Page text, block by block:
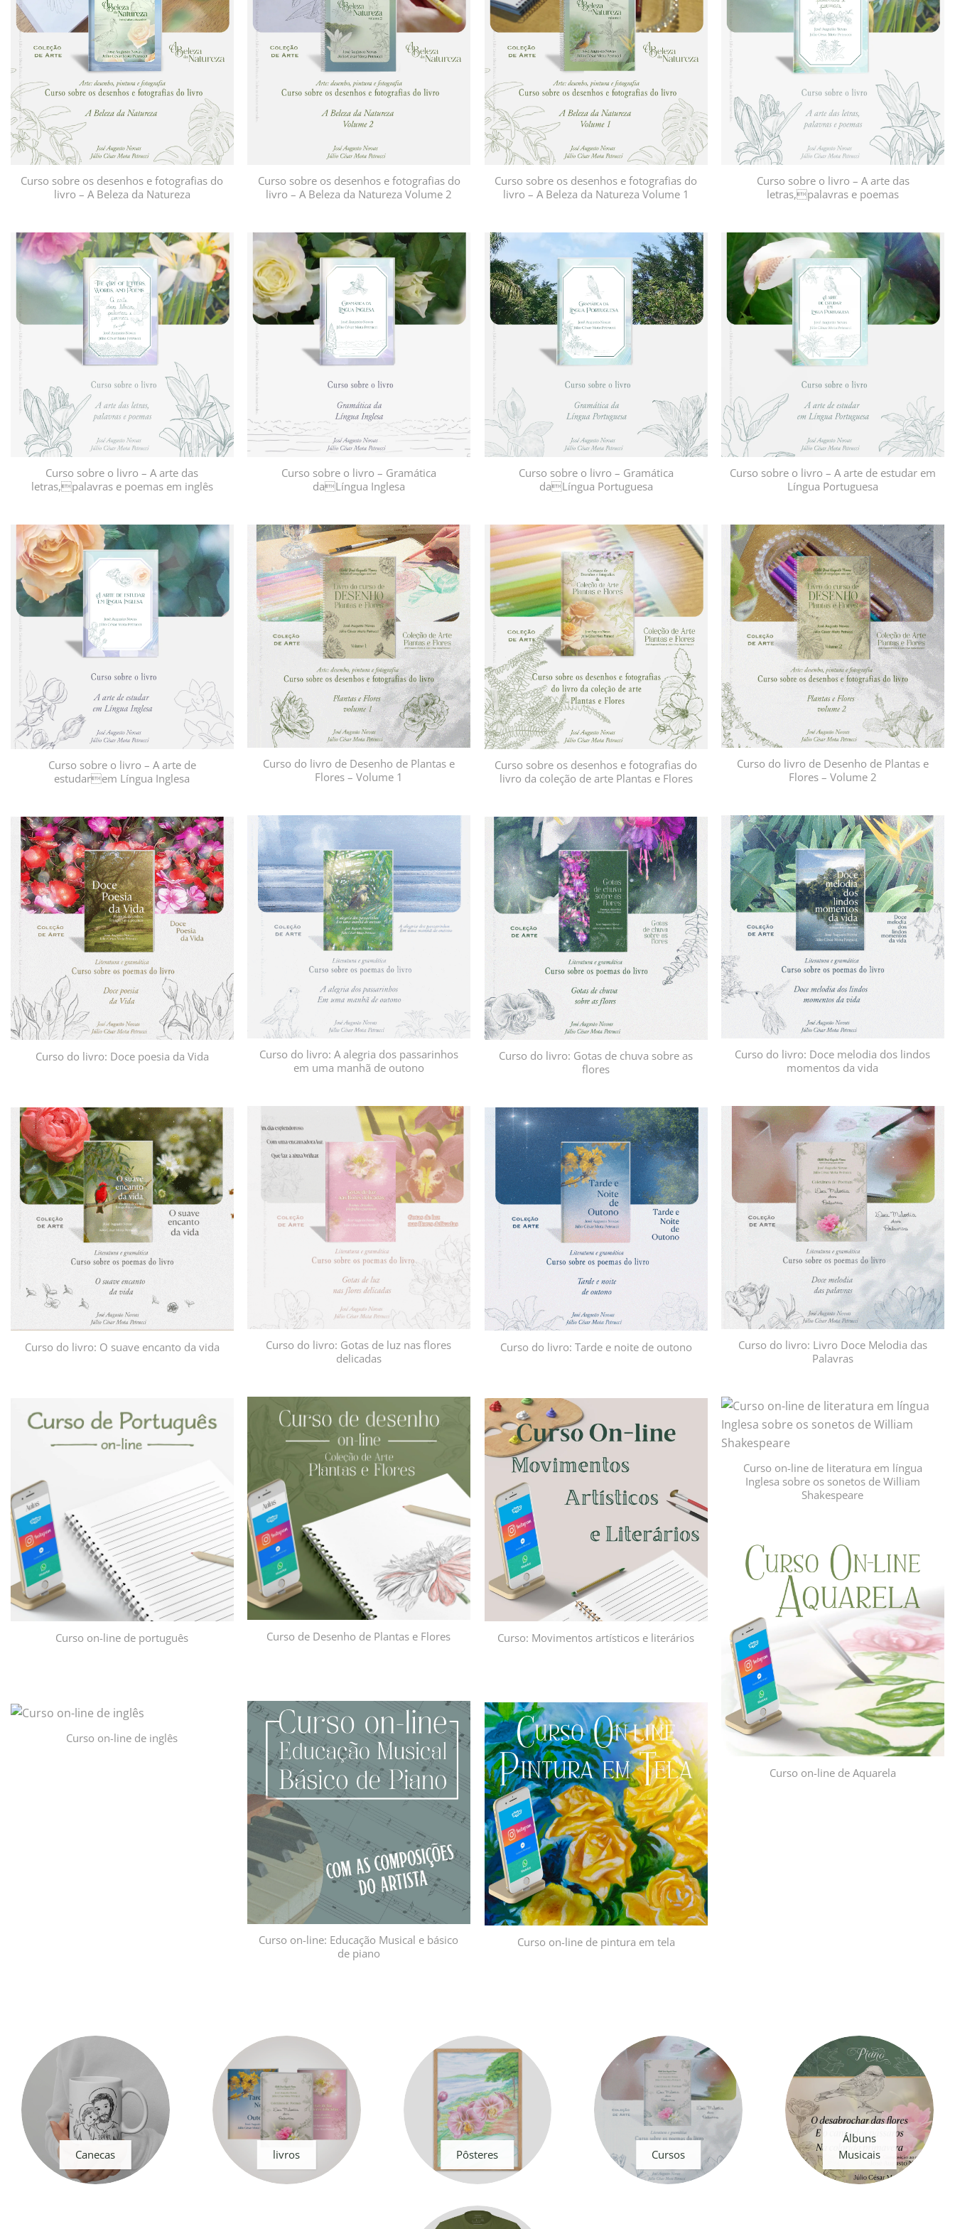
Curso sobre os desenhos e fotografias do
livro – A Beleza da Natureza
Curso sobre os desenhos e fotografias do
livro – A Beleza da Natureza Volume 2
Curso sobre os desenhos e fotografias do
livro – A Beleza da Natureza Volume 1
Curso sobre o livro – A arte das
letras,palavras e poemas
Adicionar
à lista de
desejos
Curso sobre o livro – A arte das
letras,palavras e poemas em inglês
Adicionar
à lista de
desejos
Curso sobre o livro – Gramática
daLíngua Inglesa
Adicionar
à lista de
desejos
Curso sobre o livro – Gramática
daLíngua Portuguesa
Adicionar
à lista de
desejos
Curso sobre o livro – A arte de estudar em
Língua Portuguesa
Adicionar
à lista de
desejos
Curso sobre o livro – A arte de
estudarem Língua Inglesa
Adicionar
à lista de
desejos
Curso do livro de Desenho de Plantas e
Flores – Volume 1
Adicionar
Curso sobre os desenhos e fotografias do
livro da coleção de arte Plantas e Flores
Adicionar
à lista de
desejos
Curso do livro de Desenho de Plantas e
Flores – Volume 2
à lista de
desejos
Curso do livro: A alegria dos passarinhos
em uma manhã de outono
Adicionar
à lista de
desejos
Curso do livro: Doce melodia dos lindos
momentos da vida
Adicionar
à lista de
desejos
Curso do livro: Doce poesia da Vida
Adicionar
à lista de
desejos
Curso do livro: Gotas de chuva sobre as
flores
Adicionar
à lista de
desejos
Curso do livro: Gotas de luz nas flores
delicadas
Adicionar
à lista de
desejos
Curso do livro: Livro Doce Melodia das
Palavras
Adicionar
à lista de
desejos
Curso do livro: O suave encanto da vida
Adicionar
à lista de
desejos
Curso do livro: Tarde e noite de outono
Curso de Desenho de Plantas e Flores
Curso on-line de literatura em língua
Inglesa sobre os sonetos de William
Shakespeare
à lista de
Curso on-line de português
Adicionar
Curso: Movimentos artísticos e literários
Adicionar
à lista de
desejos
Curso on-line de Aquarela
Adicionar
à lista de
desejos
Curso on-line: Educação Musical e básico
de piano
Curso on-line de inglês
Adicionar
à lista de
desejos
Curso on-line de pintura em tela
Canecas livros Pôsteres Cursos
Álbuns
Musicais